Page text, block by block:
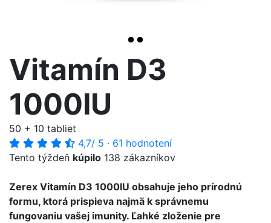
Vitamín D3
1000IU
50 + 10 tabliet
4,7/ 5 · 61 hodnotení
Tento týždeň kúpilo 138 zákazníkov
Zerex Vitamín D3 1000IU obsahuje jeho prírodnú
formu, ktorá prispieva najmä k správnemu
fungovaniu vašej imunity. Ľahké zloženie pre